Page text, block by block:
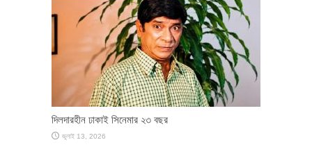
দিলদারহীন ঢাকাই সিনেমার ২৩ বছর
জুলাই 13, 2026